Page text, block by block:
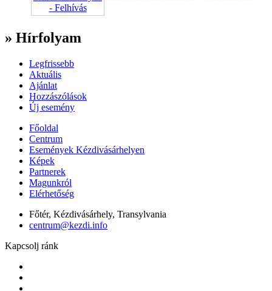
» Hírfolyam
Legfrissebb
Aktuális
Ajánlat
Hozzászólások
Új esemény
Főoldal
Centrum
Események Kézdivásárhelyen
Képek
Partnerek
Magunkról
Elérhetőség
Főtér, Kézdivásárhely, Transylvania
centrum@kezdi.info
Kapcsolj ránk